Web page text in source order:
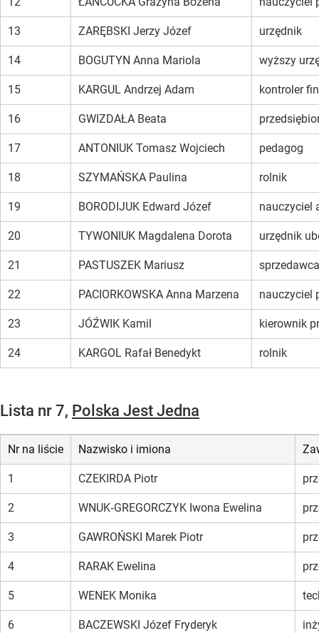
13 ZARĘBSKI Jerzy Józef urzędnik
14 BOGUTYN Anna Mariola wyższy
15 KARGUL Andrzej Adam kontroler
16 GWIZDAŁA Beata
17 ANTONIUK Tomasz Wojciech pedagog
18 SZYMAŃSKA Paulina rolnik
19 BORODIJUK Edward Józef nauczyciel
20 TYWONIUK Magdalena Dorota urzędnik
21 PASTUSZEK Mariusz sprzedawca
22 PACIORKOWSKA Anna Marzena nauczyciel
23 JÓŹWIK Kamil kierownik
24 KARGOL Rafał Benedykt rolnik
Lista nr 7, Polska Jest Jedna
Nr na liście Nazwisko i imiona
1 CZEKIRDA Piotr
2 WNUK‑GREGORCZYK Iwona Ewelina
3 GAWROŃSKI Marek Piotr
4 RARAK Ewelina
5 WENEK Monika
6 BACZEWSKI Józef Fryderyk